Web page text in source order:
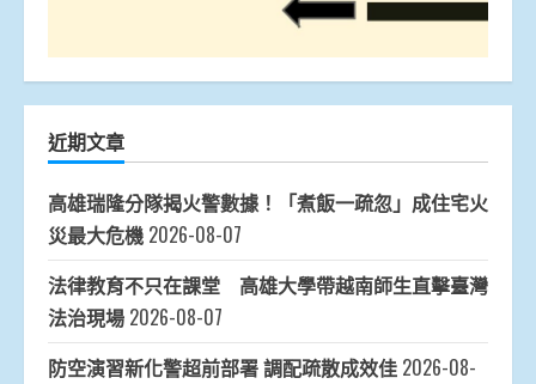
近期文章
高雄瑞隆分隊揭火警數據！「煮飯一疏忽」成住宅火
災最大危機 2026-08-07
法律教育不只在課堂 高雄大學帶越南師生直擊臺灣
法治現場 2026-08-07
防空演習新化警超前部署 調配疏散成效佳 2026-08-